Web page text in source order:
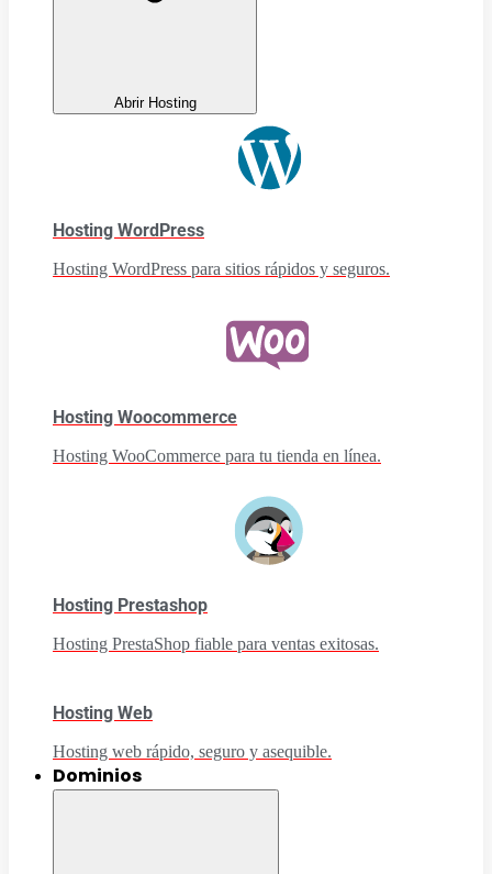
Abrir Hosting
Hosting WordPress
Hosting WordPress para sitios rápidos y seguros.
Hosting Woocommerce
Hosting WooCommerce para tu tienda en línea.
Hosting Prestashop
Hosting PrestaShop fiable para ventas exitosas.
Hosting Web
Hosting web rápido, seguro y asequible.
Dominios